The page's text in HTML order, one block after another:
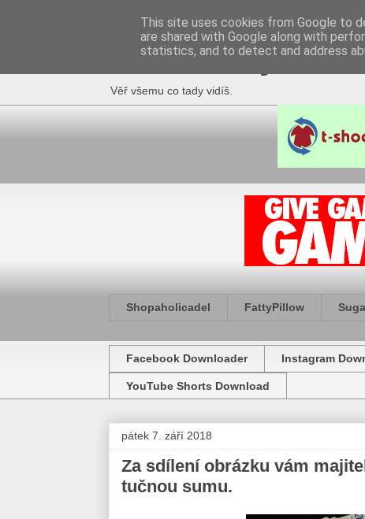
Fakečlánky
Věř všemu co tady vidíš.
Shopaholicadel FattyPillow
Facebook Downloader Instagram
YouTube Shorts Download
pátek 7. září 2018
Za sdílení obrázku vám
tučnou sumu.
This site uses cookies from Google to
are shared with Google along with
statistics, and to detect and address